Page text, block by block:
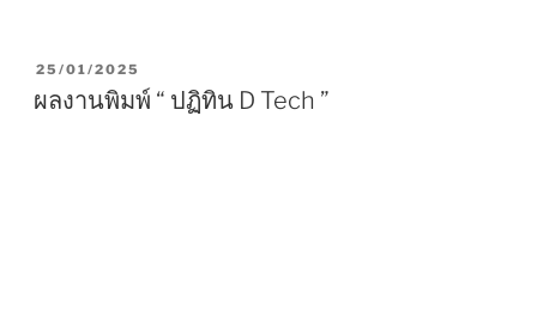
P
S
25/01/2025
ผลงานพิมพ์ “ ปฏิทิน D Tech ”